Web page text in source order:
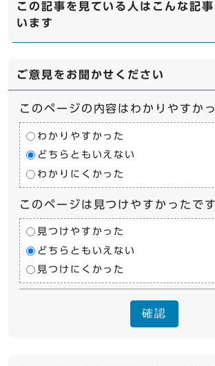
この記事を見ている人はこんな記
います
ご意見をお聞かせください
このページの内容はわかりやすか
わかりやすかった
どちらともいえない
わかりにくかった
このページは見つけやすかったで
見つけやすかった
どちらともいえない
見つけにくかった
確認